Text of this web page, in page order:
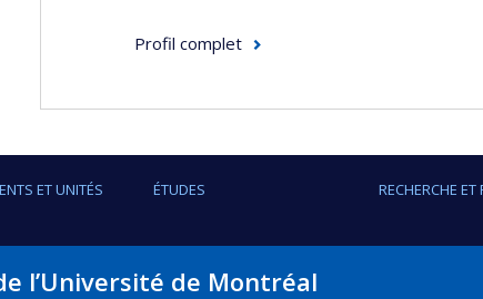
Profil complet
ET UNITÉS ÉTUDES RECHERCHE ET
l’Université de Montréal